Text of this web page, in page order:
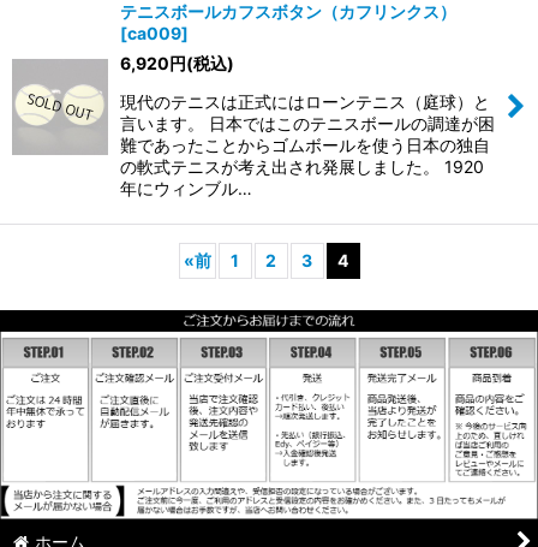
テニスボールカフスボタン（カフリンクス）
[ca009]
6,920円(税込)
現代のテニスは正式にはローンテニス（庭球）と
言います。 日本ではこのテニスボールの調達が困
難であったことからゴムボールを使う日本の独自
の軟式テニスが考え出され発展しました。 1920
年にウィンブル…
«前 1 2 3 4
ホーム